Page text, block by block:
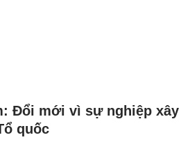
Đổi mới vì sự nghiệp xây
quốc